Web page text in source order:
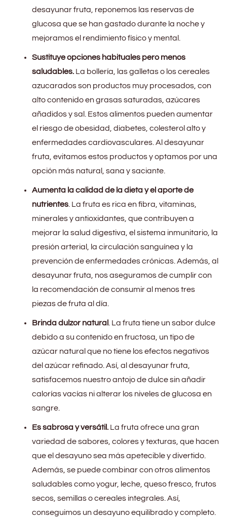
desayunar fruta, reponemos las reservas de
glucosa que se han gastado durante la noche y
mejoramos el rendimiento físico y mental.
Sustituye opciones habituales pero menos
saludables. La bollería, las galletas o los cereales
azucarados son productos muy procesados, con
alto contenido en grasas saturadas, azúcares
añadidos y sal. Estos alimentos pueden aumentar
el riesgo de obesidad, diabetes, colesterol alto y
enfermedades cardiovasculares. Al desayunar
fruta, evitamos estos productos y optamos por una
opción más natural, sana y saciante.
Aumenta la calidad de la dieta y el aporte de
nutrientes . La fruta es rica en fibra, vitaminas,
minerales y antioxidantes, que contribuyen a
mejorar la salud digestiva, el sistema inmunitario, la
presión arterial, la circulación sanguínea y la
prevención de enfermedades crónicas. Además, al
desayunar fruta, nos aseguramos de cumplir con
la recomendación de consumir al menos tres
piezas de fruta al día.
Brinda dulzor natural
. La fruta tiene un sabor dulce
debido a su contenido en fructosa, un tipo de
azúcar natural que no tiene los efectos negativos
del azúcar refinado. Así, al desayunar fruta,
satisfacemos nuestro antojo de dulce sin añadir
calorías vacías ni alterar los niveles de glucosa en
sangre.
Es sabrosa y versátil. La fruta ofrece una gran
variedad de sabores, colores y texturas, que hacen
que el desayuno sea más apetecible y divertido.
Además, se puede combinar con otros alimentos
saludables como yogur, leche, queso fresco, frutos
secos, semillas o cereales integrales. Así,
conseguimos un desayuno equilibrado y completo.